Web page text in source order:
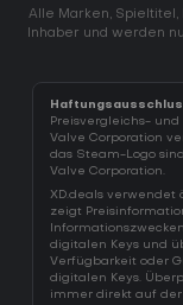
Alle Marken,
Inhaber und werden
Preisvergleichs-
Valve Corporation
das Steam-Logo
Valve Corporation.
XD.deals verwendet
zeigt
digitalen Keys und
Verfügbarkeit oder
digitalen Keys.
immer direkt auf der